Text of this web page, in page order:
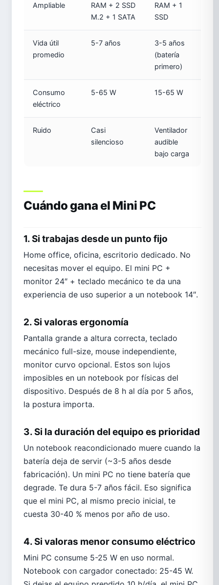
Ampliable
RAM + 2 SSD
M.2 + 1 SATA
RAM + 1
SSD
Vida útil
promedio
5-7 años
3-5 años
(batería
primero)
Consumo
eléctrico
5-65 W 15-65 W
Ruido
Casi
silencioso
Ventilador
audible
bajo carga
Cuándo gana el Mini PC
1. Si trabajas desde un punto fijo
Home office, oficina, escritorio dedicado. No
necesitas mover el equipo. El mini PC +
monitor 24″ + teclado mecánico te da una
experiencia de uso superior a un notebook 14″.
2. Si valoras ergonomía
Pantalla grande a altura correcta, teclado
mecánico full-size, mouse independiente,
monitor curvo opcional. Estos son lujos
imposibles en un notebook por físicas del
dispositivo. Después de 8 h al día por 5 años,
la postura importa.
3. Si la duración del equipo es prioridad
Un notebook reacondicionado muere cuando la
batería deja de servir (~3-5 años desde
fabricación). Un mini PC no tiene batería que
degrade. Te dura 5-7 años fácil. Eso significa
que el mini PC, al mismo precio inicial, te
cuesta 30-40 % menos por año de uso.
4. Si valoras menor consumo eléctrico
Mini PC consume 5-25 W en uso normal.
Notebook con cargador conectado: 25-45 W.